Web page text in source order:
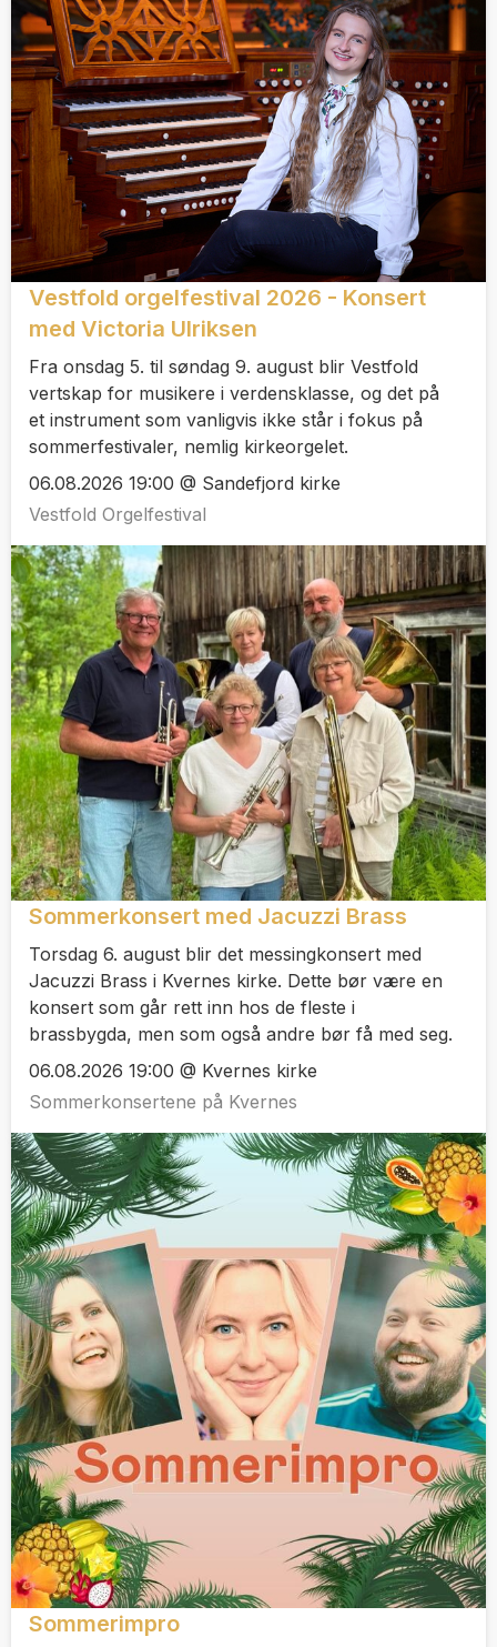
Vestfold orgelfestival 2026 - Konsert
med Victoria Ulriksen
Fra onsdag 5. til søndag 9. august blir Vestfold
vertskap for musikere i verdensklasse, og det på
et instrument som vanligvis ikke står i fokus på
sommerfestivaler, nemlig kirkeorgelet.
06.08.2026 19:00 @ Sandefjord kirke
Vestfold Orgelfestival
Sommerkonsert med Jacuzzi Brass
Torsdag 6. august blir det messingkonsert med
Jacuzzi Brass i Kvernes kirke. Dette bør være en
konsert som går rett inn hos de fleste i
brassbygda, men som også andre bør få med seg.
06.08.2026 19:00 @ Kvernes kirke
Sommerkonsertene på Kvernes
Sommerimpro